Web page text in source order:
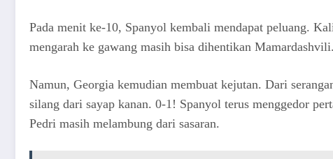
Pada menit ke-10, Spanyol kembali mendapat peluang.
mengarah ke gawang masih bisa dihentikan Mamardashvili.
Namun, Georgia kemudian membuat kejutan. Dari
silang dari sayap kanan. 0-1! Spanyol terus menggedor
Pedri masih melambung dari sasaran.